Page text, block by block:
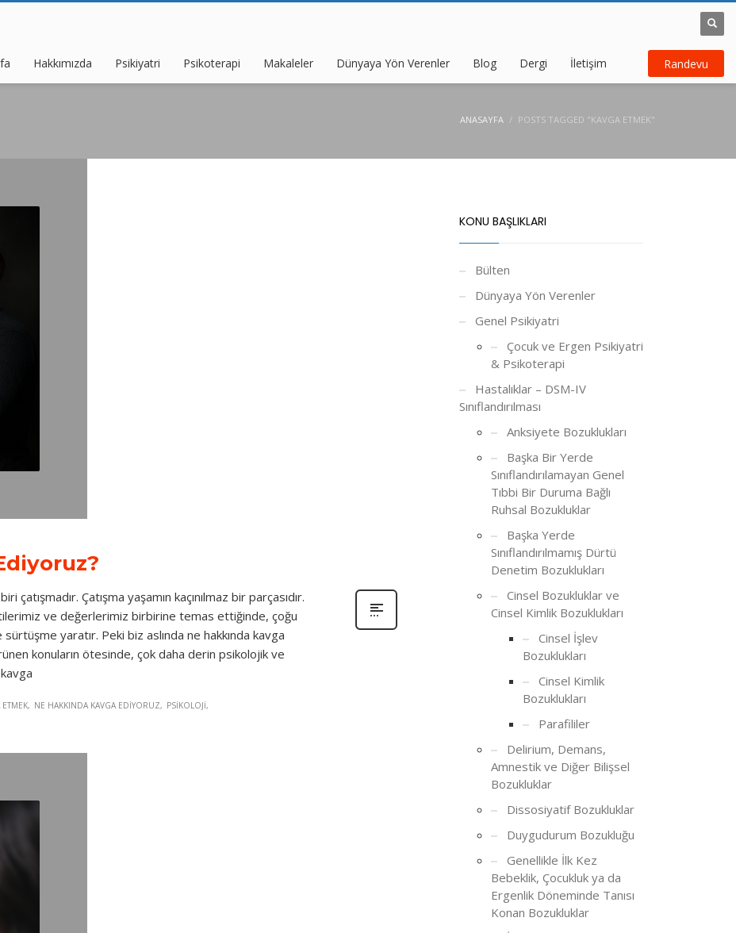
Hakkımızda Psikiyatri Psikoterapi Makaleler Dünyaya Yön Verenler Blog Dergi İletişim Randevu
ANASAYFA POSTS TAGGED "KAVGA ETMEK"
Çatışma yaşamın kaçınılmaz bir parçasıdır.
ve değerlerimiz birbirine temas ettiğinde, çoğu
yaratır. Peki biz aslında ne hakkında kavga
konuların ötesinde, çok daha derin psikolojik ve
ETMEK NE HAKKINDA KAVGA EDIYORUZ PSIKOLOJI
KONU BAŞLIKLARI
Bülten
Dünyaya Yön Verenler
Genel Psikiyatri
Çocuk ve Ergen Psikiyatri
& Psikoterapi
Hastalıklar – DSM-IV
Sınıflandırılması
Anksiyete Bozuklukları
Başka Bir Yerde
Sınıflandırılamayan Genel
Tıbbi Bir Duruma Bağlı
Ruhsal Bozukluklar
Başka Yerde
Sınıflandırılmamış Dürtü
Denetim Bozuklukları
Cinsel Bozukluklar ve
Cinsel Kimlik Bozuklukları
Cinsel İşlev
Bozuklukları
Cinsel Kimlik
Bozuklukları
Parafililer
Delirium, Demans,
Amnestik ve Diğer Bilişsel
Bozukluklar
Dissosiyatif Bozukluklar
Duygudurum Bozukluğu
Genellikle İlk Kez
Bebeklik, Çocukluk ya da
Ergenlik Döneminde Tanısı
Konan Bozukluklar